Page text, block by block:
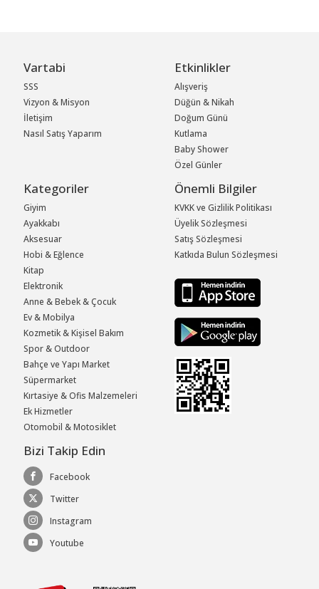
Vartabi
SSS
Vizyon & Misyon
İletişim
Nasıl Satış Yaparım
Etkinlikler
Alışveriş
Düğün & Nikah
Doğum Günü
Kutlama
Baby Shower
Özel Günler
Kategoriler
Giyim
Ayakkabı
Aksesuar
Hobi & Eğlence
Kitap
Elektronik
Anne & Bebek & Çocuk
Ev & Mobilya
Kozmetik & Kişisel Bakım
Spor & Outdoor
Bahçe ve Yapı Market
Süpermarket
Kırtasiye & Ofis Malzemeleri
Ek Hizmetler
Otomobil & Motosiklet
Önemli Bilgiler
KVKK ve Gizlilik Politikası
Üyelik Sözleşmesi
Satış Sözleşmesi
Katkıda Bulun Sözleşmesi
Bizi Takip Edin
Facebook
Twitter
Instagram
Youtube